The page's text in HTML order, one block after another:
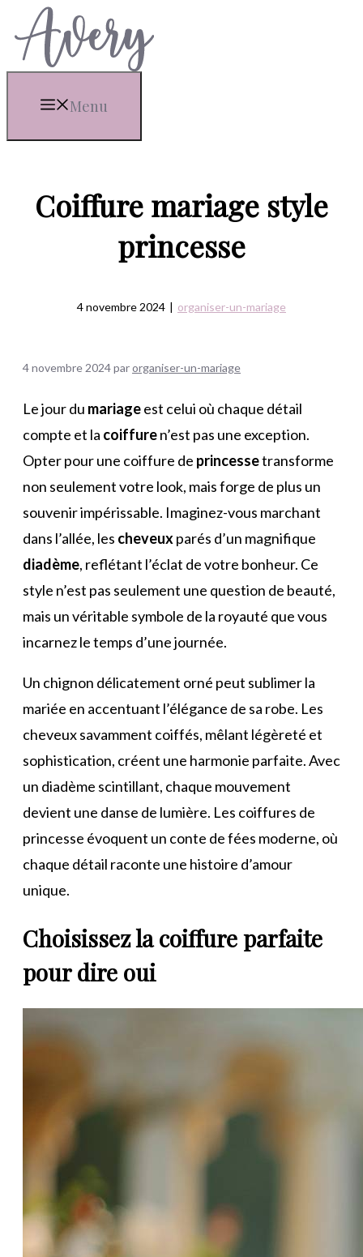
Aller
au
contenu
Menu
Coiffure mariage style
princesse
4 novembre 2024 | organiser-un-mariage
4 novembre 2024parorganiser-un-mariage
Le jour du mariageest celui où chaque détail
compte et la coiffuren’est pas une exception.
Opter pour une coiffure de princessetransforme
non seulement votre look, mais forge de plus un
souvenir impérissable. Imaginez-vous marchant
dans l’allée, les cheveuxparés d’un magnifique
diadème, reflétant l’éclat de votre bonheur. Ce
style n’est pas seulement une question de beauté,
mais un véritable symbole de la royauté que vous
incarnez le temps d’une journée.
Un chignon délicatement orné peut sublimer la
mariée en accentuant l’élégance de sa robe. Les
cheveux savamment coiffés, mêlant légèreté et
sophistication, créent une harmonie parfaite. Avec
un diadème scintillant, chaque mouvement
devient une danse de lumière. Les coiffures de
princesse évoquent un conte de fées moderne, où
chaque détail raconte une histoire d’amour
unique.
Choisissez la coiffure parfaite
pour dire oui